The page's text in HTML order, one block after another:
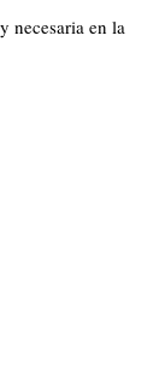
necesaria en la